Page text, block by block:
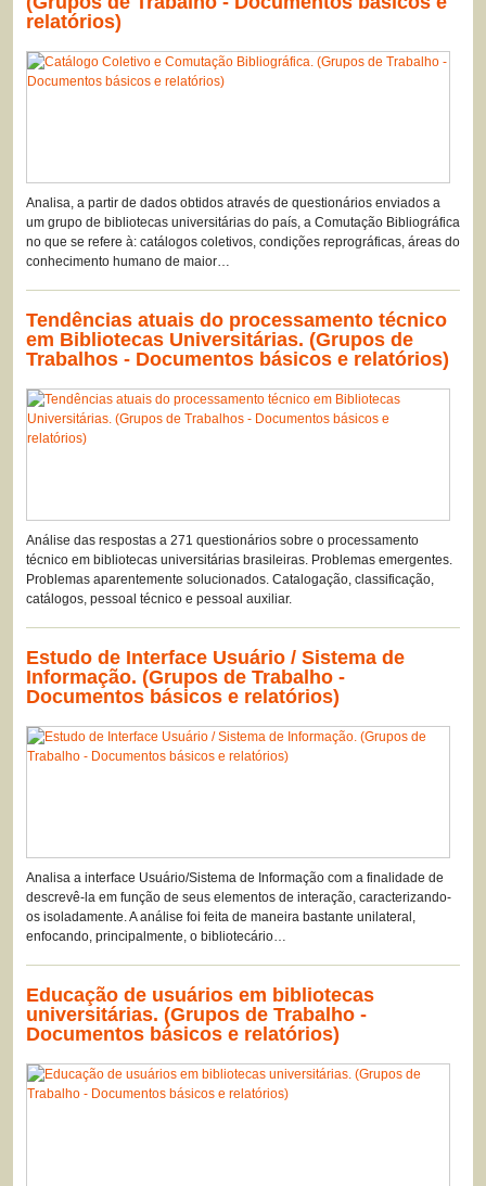
relatórios)
Analisa, a partir de dados obtidos através de questionários enviados a
um grupo de bibliotecas universitárias do país, a Comutação Bibliográfica
no que se refere à: catálogos coletivos, condições reprográficas, áreas do
conhecimento humano de maior…
Tendências atuais do processamento técnico
em Bibliotecas Universitárias. (Grupos de
Trabalhos - Documentos básicos e relatórios)
Análise das respostas a 271 questionários sobre o processamento
técnico em bibliotecas universitárias brasileiras. Problemas emergentes.
Problemas aparentemente solucionados. Catalogação, classificação,
catálogos, pessoal técnico e pessoal auxiliar.
Estudo de Interface Usuário / Sistema de
Informação. (Grupos de Trabalho -
Documentos básicos e relatórios)
Analisa a interface Usuário/Sistema de Informação com a finalidade de
descrevê-la em função de seus elementos de interação, caracterizando-
os isoladamente. A análise foi feita de maneira bastante unilateral,
enfocando, principalmente, o bibliotecário…
Educação de usuários em bibliotecas
universitárias. (Grupos de Trabalho -
Documentos básicos e relatórios)